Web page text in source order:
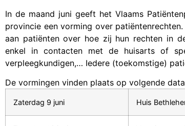
In de maand juni geeft het Vlaams
provincie een vorming over
aan patiënten over hoe zij hun rechten in
enkel in contacten met de huisarts of
verpleegkundigen,… Iedere (toekomstige)
De vormingen vinden plaats op volgende
Zaterdag 9 juni Huis